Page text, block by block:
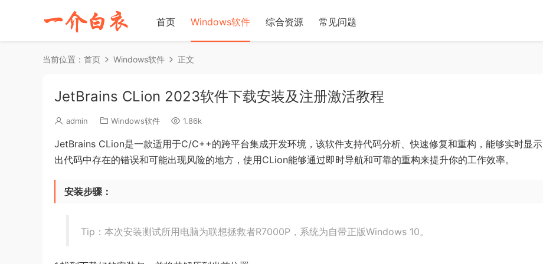
首页 Windows软件 综合资源 常见问题
当前位置： 首页 Windows软件 正文
JetBrains CLion 2023软件下载安装及注册激活教程
admin Windows软件 1.86k
JetBrains CLion是一款适用于C/C++的跨平台集成开发环境，该软件支持代码分析、快速修复和重构，能够实时显示
出代码中存在的错误和可能出现风险的地方，使用CLion能够通过即时导航和可靠的重构来提升你的工作效率。
安装步骤：
Tip：本次安装测试所用电脑为联想拯救者R7000P，系统为自带正版Windows 10。